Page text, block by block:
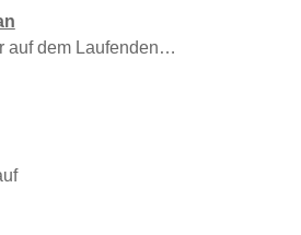
auf dem Laufenden…